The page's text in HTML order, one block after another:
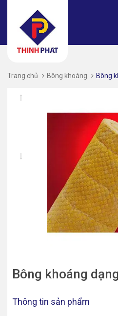
Trang chủ Bông khoáng Bông
Bông khoáng
Thông tin sản phẩm